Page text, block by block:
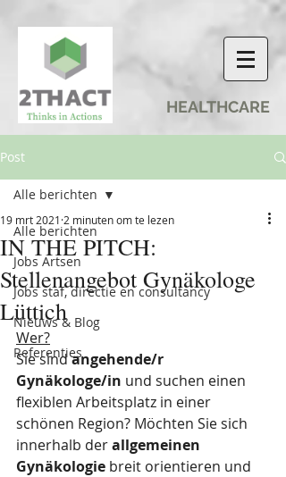
HEALTHCARE
Post
Alle berichten
Jobs Artsen
Jobs staf, directie en consultancy
Nieuws & Blog
Referenties
Alle berichten
IN THE PITCH:
Stellenangebot Gynäkologe
Lüttich
19 mrt 2021 2 minuten om te lezen
Wer?
Sie sind angehende/r
Gynäkologe/in und suchen einen
flexiblen Arbeitsplatz in einer
schönen Region? Möchten Sie sich
innerhalb der allgemeinen
Gynäkologie breit orientieren und